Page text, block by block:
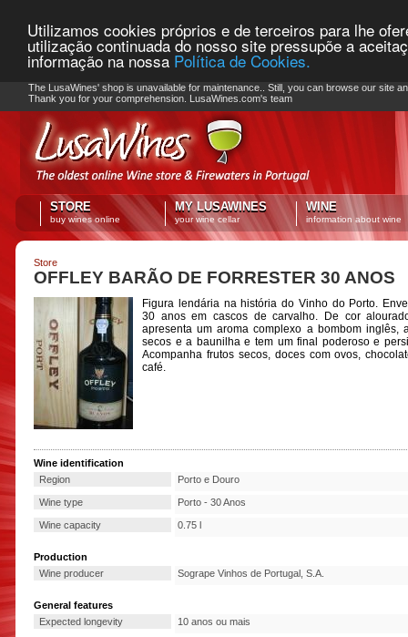
Utilizamos cookies próprios e de terceiros para lhe
utilização continuada do nosso site pressupõe a
informação na nossa Política de Cookies.
PLEASE NOTE: Checkout unavailable
The LusaWines' shop is unavailable for maintenance.. Still, you can browse our site
Thank you for your comprehension. LusaWines.com's team
STORE
buy wines online
MY LUSAWINES
your wine cellar
WINE
information about wine
Store
OFFLEY BARÃO DE FORRESTER 30 ANOS
Figura lendária na história do Vinho do Porto.
30 anos em cascos de carvalho. De cor
apresenta um aroma complexo a bombom inglês,
secos e a baunilha e tem um final poderoso e
Acompanha frutos secos, doces com ovos,
café.
Wine identification
Region
Porto e Douro
Wine type Porto - 30 Anos
Wine capacity 0.75 l
Production
Wine producer
Sogrape Vinhos de Portugal, S.A.
General features
Expected longevity
10 anos ou mais